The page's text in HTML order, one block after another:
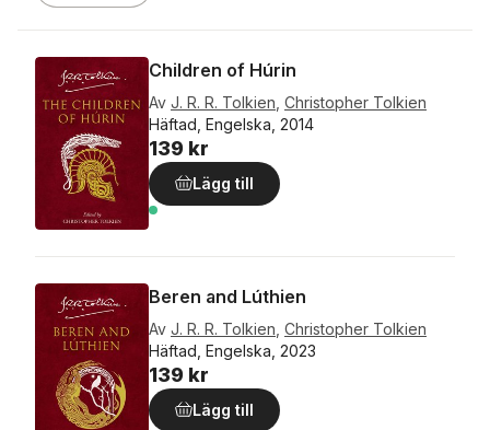
Children of Húrin
Av J. R. R. Tolkien Christopher Tolkien
Häftad, Engelska, 2014
139 kr
Lägg till
Beren and Lúthien
Av J. R. R. Tolkien Christopher Tolkien
Häftad, Engelska, 2023
139 kr
Lägg till